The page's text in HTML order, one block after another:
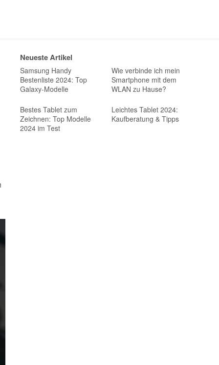
Neueste Artikel
Samsung Handy
Bestenliste 2024: Top
Galaxy-Modelle
Wie verbinde ich mein
Smartphone mit dem
WLAN zu Hause?
Bestes Tablet zum
Zeichnen: Top Modelle
2024 im Test
Leichtes Tablet 2024:
Kaufberatung & Tipps